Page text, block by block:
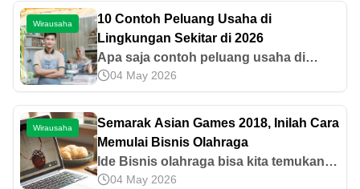
contohnya? Yuk, simak informasinya di
sini!
Wirausaha
10 Contoh Peluang Usaha di
Lingkungan Sekitar di 2026
Apa saja contoh peluang usaha di
lingkungan sekitar yang belum banyak
pesaing pada 2026? Simak ide usaha
modal kecil yang cocok untuk pemula
di sini.
04 May 2026
Wirausaha
Semarak Asian Games 2018, Inilah Cara
Memulai Bisnis Olahraga
Ide Bisnis olahraga bisa kita temukan
pada saat ini juga. Mengingat Indonesia
04 May 2026